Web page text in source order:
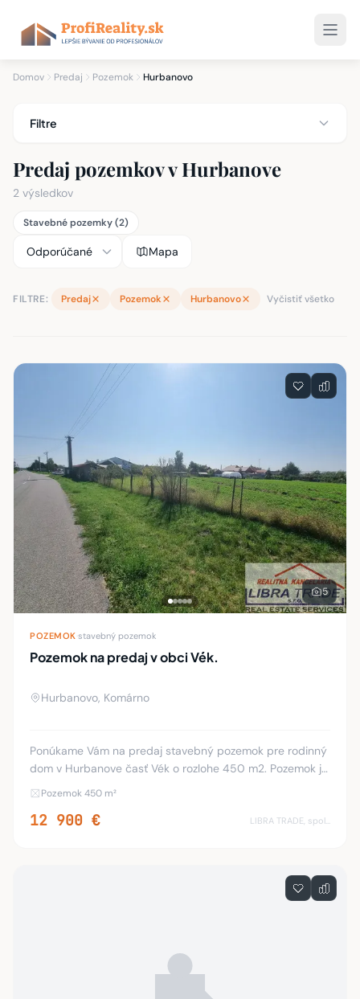
Domov Predaj Pozemok Hurbanovo
Filtre
Predaj pozemkov v Hurbanove
2 výsledkov
Stavebné pozemky (2)
Mapa
FILTRE: Predaj Pozemok Hurbanovo Vyčistiť všetko
Zoznam nehnuteľností
5
POZEMOK stavebný pozemok
Pozemok na predaj v obci Vék.
Hurbanovo, Komárno
Ponúkame Vám na predaj stavebný pozemok pre rodinný
dom v Hurbanove časť Vék o rozlohe 450 m2. Pozemok je
určený v územnom pláne na výstavbu rodinného domu -
Pozemok 450 m²
12 900 € LIBRA TRADE, spol.s.r.o.